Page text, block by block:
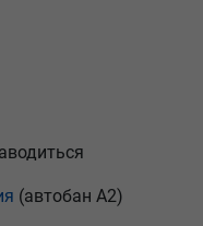
(автобан A2)